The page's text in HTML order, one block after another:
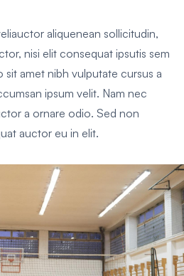
aliquenean sollicitudin,
nisi elit consequat ipsutis sem
sit amet nibh vulputate cursus a
ipsum velit. Nam nec
a ornare odio. Sed non
auctor eu in elit.